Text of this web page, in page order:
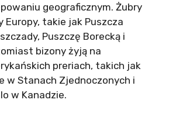
geograficznym. Żubry
Europy, takie jak Puszcza
Puszczę Borecką i
bizony żyją na
preriach, takich jak
w Stanach Zjednoczonych i
w Kanadzie.